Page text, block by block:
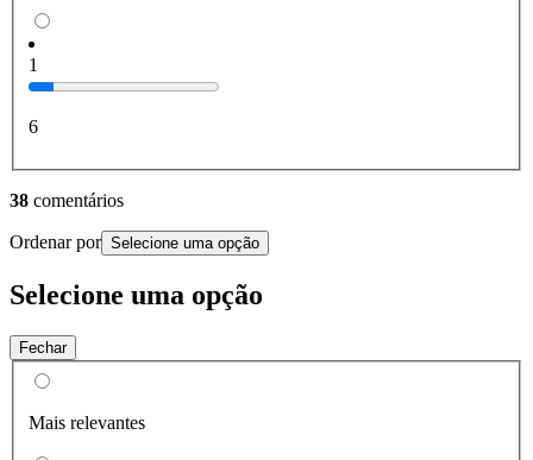
1
6
38 comentários
Ordenar por Selecione uma opção
Selecione uma opção
Fechar
Mais relevantes